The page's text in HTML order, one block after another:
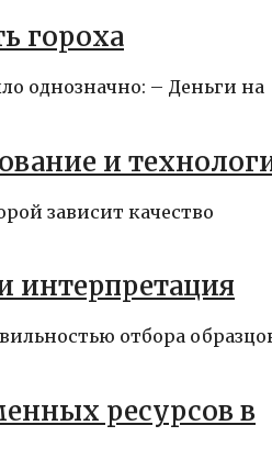
гороха
однозначно: – Деньги на
и
зависит качество
интерпретация
отбора
ресурсов в